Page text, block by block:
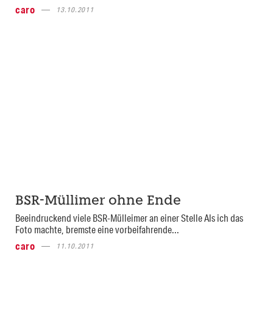
caro
13.10.2011
BSR-Müllimer ohne Ende
Beeindruckend viele BSR-Mülleimer an einer Stelle Als ich das
Foto machte, bremste eine vorbeifahrende...
caro
11.10.2011